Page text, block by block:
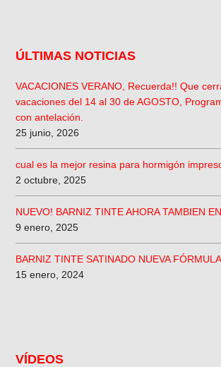
ÚLTIMAS NOTICIAS
VACACIONES VERANO, Recuerda!! Que
vacaciones del 14 al 30 de AGOSTO,
con antelación.
25 junio, 2026
cual es la mejor resina para hormigón
2 octubre, 2025
NUEVO! BARNIZ TINTE AHORA TAMBIEN
9 enero, 2025
BARNIZ TINTE SATINADO NUEVA FÓRMULA
15 enero, 2024
VÍDEOS